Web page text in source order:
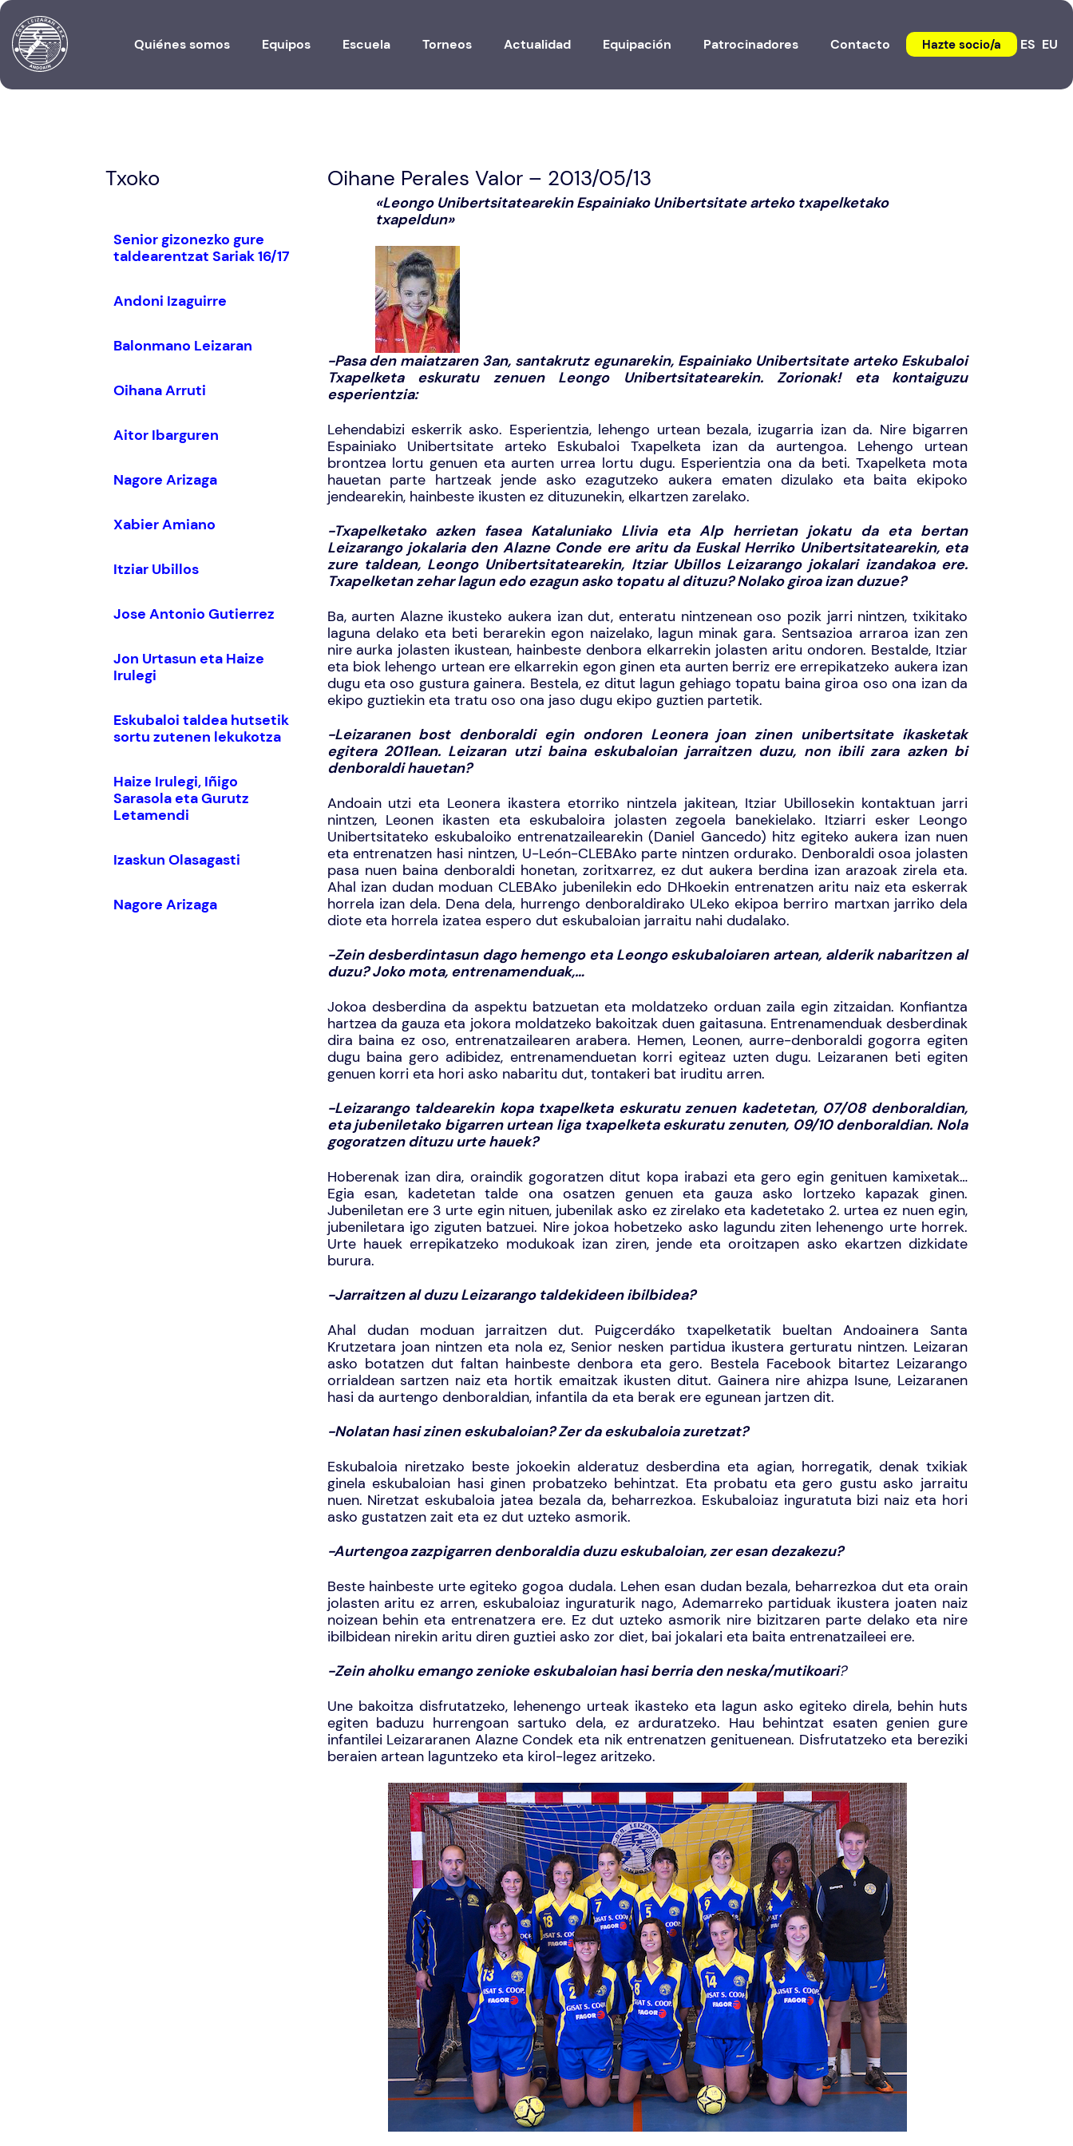
Quiénes somos Equipos Escuela Torneos Actualidad Equipación Patrocinadores Contacto Hazte socio/a ES EU
Txoko
Senior gizonezko gure
taldearentzat Sariak 16/17
Andoni Izaguirre
Balonmano Leizaran
Oihana Arruti
Aitor Ibarguren
Nagore Arizaga
Xabier Amiano
Itziar Ubillos
Jose Antonio Gutierrez
Jon Urtasun eta Haize
Irulegi
Eskubaloi taldea hutsetik
sortu zutenen lekukotza
Haize Irulegi, Iñigo
Sarasola eta Gurutz
Letamendi
Izaskun Olasagasti
Nagore Arizaga
Oihane Perales Valor – 2013/05/13
«Leongo Unibertsitatearekin Espainiako Unibertsitate arteko txapelketako
txapeldun»
-Pasa den maiatzaren 3an, santakrutz egunarekin, Espainiako Unibertsitate arteko Eskubaloi
Txapelketa eskuratu zenuen Leongo Unibertsitatearekin. Zorionak! eta kontaiguzu
esperientzia:
Lehendabizi eskerrik asko. Esperientzia, lehengo urtean bezala, izugarria izan da. Nire bigarren
Espainiako Unibertsitate arteko Eskubaloi Txapelketa izan da aurtengoa. Lehengo urtean
brontzea lortu genuen eta aurten urrea lortu dugu. Esperientzia ona da beti. Txapelketa mota
hauetan parte hartzeak jende asko ezagutzeko aukera ematen dizulako eta baita ekipoko
jendearekin, hainbeste ikusten ez dituzunekin, elkartzen zarelako.
-Txapelketako azken fasea Kataluniako Llivia eta Alp herrietan jokatu da eta bertan
Leizarango jokalaria den Alazne Conde ere aritu da Euskal Herriko Unibertsitatearekin, eta
zure taldean, Leongo Unibertsitatearekin, Itziar Ubillos Leizarango jokalari izandakoa ere.
Txapelketan zehar lagun edo ezagun asko topatu al dituzu? Nolako giroa izan duzue?
Ba, aurten Alazne ikusteko aukera izan dut, enteratu nintzenean oso pozik jarri nintzen, txikitako
laguna delako eta beti berarekin egon naizelako, lagun minak gara. Sentsazioa arraroa izan zen
nire aurka jolasten ikustean, hainbeste denbora elkarrekin jolasten aritu ondoren. Bestalde, Itziar
eta biok lehengo urtean ere elkarrekin egon ginen eta aurten berriz ere errepikatzeko aukera izan
dugu eta oso gustura gainera. Bestela, ez ditut lagun gehiago topatu baina giroa oso ona izan da
ekipo guztiekin eta tratu oso ona jaso dugu ekipo guztien partetik.
-Leizaranen bost denboraldi egin ondoren Leonera joan zinen unibertsitate ikasketak
egitera 2011ean. Leizaran utzi baina eskubaloian jarraitzen duzu, non ibili zara azken bi
denboraldi hauetan?
Andoain utzi eta Leonera ikastera etorriko nintzela jakitean, Itziar Ubillosekin kontaktuan jarri
nintzen, Leonen ikasten eta eskubaloira jolasten zegoela banekielako. Itziarri esker Leongo
Unibertsitateko eskubaloiko entrenatzailearekin (Daniel Gancedo) hitz egiteko aukera izan nuen
eta entrenatzen hasi nintzen, U-León-CLEBAko parte nintzen ordurako. Denboraldi osoa jolasten
pasa nuen baina denboraldi honetan, zoritxarrez, ez dut aukera berdina izan arazoak zirela eta.
Ahal izan dudan moduan CLEBAko jubenilekin edo DHkoekin entrenatzen aritu naiz eta eskerrak
horrela izan dela. Dena dela, hurrengo denboraldirako ULeko ekipoa berriro martxan jarriko dela
diote eta horrela izatea espero dut eskubaloian jarraitu nahi dudalako.
-Zein desberdintasun dago hemengo eta Leongo eskubaloiaren artean, alderik nabaritzen al
duzu? Joko mota, entrenamenduak,…
Jokoa desberdina da aspektu batzuetan eta moldatzeko orduan zaila egin zitzaidan. Konfiantza
hartzea da gauza eta jokora moldatzeko bakoitzak duen gaitasuna. Entrenamenduak desberdinak
dira baina ez oso, entrenatzailearen arabera. Hemen, Leonen, aurre-denboraldi gogorra egiten
dugu baina gero adibidez, entrenamenduetan korri egiteaz uzten dugu. Leizaranen beti egiten
genuen korri eta hori asko nabaritu dut, tontakeri bat iruditu arren.
-Leizarango taldearekin kopa txapelketa eskuratu zenuen kadetetan, 07/08 denboraldian,
eta jubeniletako bigarren urtean liga txapelketa eskuratu zenuten, 09/10 denboraldian. Nola
gogoratzen dituzu urte hauek?
Hoberenak izan dira, oraindik gogoratzen ditut kopa irabazi eta gero egin genituen kamixetak…
Egia esan, kadetetan talde ona osatzen genuen eta gauza asko lortzeko kapazak ginen.
Jubeniletan ere 3 urte egin nituen, jubenilak asko ez zirelako eta kadetetako 2. urtea ez nuen egin,
jubeniletara igo ziguten batzuei. Nire jokoa hobetzeko asko lagundu ziten lehenengo urte horrek.
Urte hauek errepikatzeko modukoak izan ziren, jende eta oroitzapen asko ekartzen dizkidate
burura.
-Jarraitzen al duzu Leizarango taldekideen ibilbidea?
Ahal dudan moduan jarraitzen dut. Puigcerdáko txapelketatik bueltan Andoainera Santa
Krutzetara joan nintzen eta nola ez, Senior nesken partidua ikustera gerturatu nintzen. Leizaran
asko botatzen dut faltan hainbeste denbora eta gero. Bestela Facebook bitartez Leizarango
orrialdean sartzen naiz eta hortik emaitzak ikusten ditut. Gainera nire ahizpa Isune, Leizaranen
hasi da aurtengo denboraldian, infantila da eta berak ere egunean jartzen dit.
-Nolatan hasi zinen eskubaloian? Zer da eskubaloia zuretzat?
Eskubaloia niretzako beste jokoekin alderatuz desberdina eta agian, horregatik, denak txikiak
ginela eskubaloian hasi ginen probatzeko behintzat. Eta probatu eta gero gustu asko jarraitu
nuen. Niretzat eskubaloia jatea bezala da, beharrezkoa. Eskubaloiaz inguratuta bizi naiz eta hori
asko gustatzen zait eta ez dut uzteko asmorik.
-Aurtengoa zazpigarren denboraldia duzu eskubaloian, zer esan dezakezu?
Beste hainbeste urte egiteko gogoa dudala. Lehen esan dudan bezala, beharrezkoa dut eta orain
jolasten aritu ez arren, eskubaloiaz inguraturik nago, Ademarreko partiduak ikustera joaten naiz
noizean behin eta entrenatzera ere. Ez dut uzteko asmorik nire bizitzaren parte delako eta nire
ibilbidean nirekin aritu diren guztiei asko zor diet, bai jokalari eta baita entrenatzaileei ere.
-Zein aholku emango zenioke eskubaloian hasi berria den neska/mutikoari?
Une bakoitza disfrutatzeko, lehenengo urteak ikasteko eta lagun asko egiteko direla, behin huts
egiten baduzu hurrengoan sartuko dela, ez arduratzeko. Hau behintzat esaten genien gure
infantilei Leizararanen Alazne Condek eta nik entrenatzen genituenean. Disfrutatzeko eta bereziki
beraien artean laguntzeko eta kirol-legez aritzeko.